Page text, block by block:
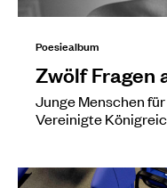
Poesiealbum
Zwölf Fragen
Junge Menschen
Vereinigte